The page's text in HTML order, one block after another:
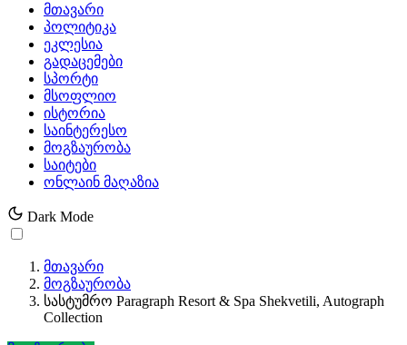
მთავარი
პოლიტიკა
ეკლესია
გადაცემები
სპორტი
მსოფლიო
ისტორია
საინტერესო
მოგზაურობა
საიტები
ონლაინ მაღაზია
Dark Mode
მთავარი
მოგზაურობა
სასტუმრო Paragraph Resort & Spa Shekvetili, Autograph
Collection